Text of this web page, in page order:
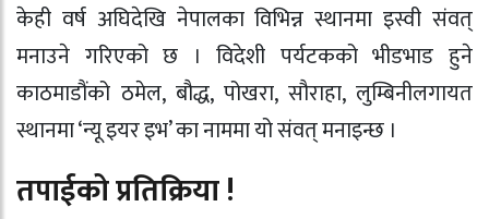
केही वर्ष अघिदेखि नेपालका विभिन्न स्थानमा इस्वी संवत्
मनाउने गरिएको छ । विदेशी पर्यटकको भीडभाड हुने
काठमाडौंको ठमेल, बौद्ध, पोखरा, सौराहा, लुम्बिनीलगायत
स्थानमा ‘न्यू इयर इभ’ का नाममा यो संवत् मनाइन्छ ।
तपाईको प्रतिक्रिया !